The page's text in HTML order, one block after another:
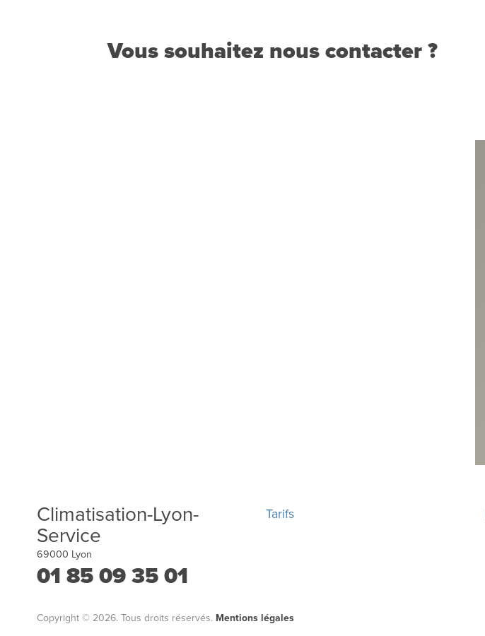
Vous souhaitez nous contacter ?
Climatisation-Lyon-
Service
69000 Lyon
01 85 09 35 01
Tarifs
Copyright © 2026. Tous droits réservés. Mentions légales